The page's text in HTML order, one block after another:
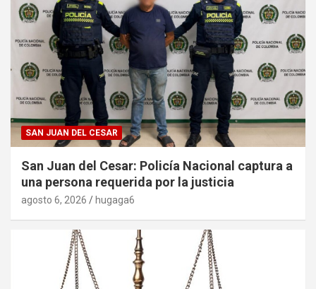
SAN JUAN DEL CESAR
San Juan del Cesar: Policía Nacional captura a
una persona requerida por la justicia
agosto 6, 2026 hugaga6